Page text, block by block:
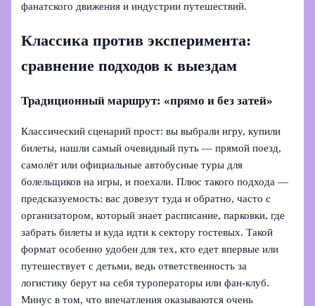
фанатского движения и индустрии путешествий.
Классика против эксперимента:
сравнение подходов к выездам
Традиционный маршрут: «прямо и без затей»
Классический сценарий прост: вы выбрали игру, купили
билеты, нашли самый очевидный путь — прямой поезд,
самолёт или официальные автобусные туры для
болельщиков на игры, и поехали. Плюс такого подхода —
предсказуемость: вас довезут туда и обратно, часто с
организатором, который знает расписание, парковки, где
забрать билеты и куда идти к сектору гостевых. Такой
формат особенно удобен для тех, кто едет впервые или
путешествует с детьми, ведь ответственность за
логистику берут на себя туроператоры или фан-клуб.
Минус в том, что впечатления оказываются очень